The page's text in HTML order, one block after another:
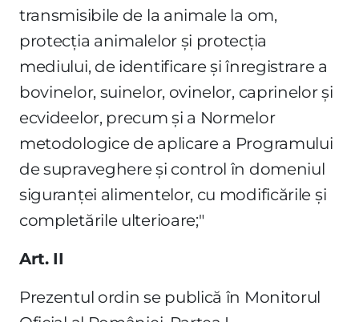
transmisibile de la animale la om,
protecţia animalelor şi protecţia
mediului, de identificare şi înregistrare a
bovinelor, suinelor, ovinelor, caprinelor şi
ecvideelor, precum şi a Normelor
metodologice de aplicare a Programului
de supraveghere şi control în domeniul
siguranţei alimentelor, cu modificările şi
completările ulterioare;"
Art. II
Prezentul ordin se publică în Monitorul